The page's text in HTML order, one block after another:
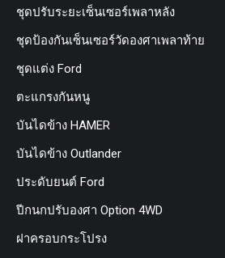
ชุดปรับระยะเซ็นเซอร์เพลาหลัง
ชุดป้องกันเซ็นเซอร์วัดองศาเพลาท้าย
ชุดแต่ง Ford
ตะแกรงกันหนู
บันไดข้าง HAMER
บันไดข้าง Outlander
ประดับยนต์ Ford
ปีกนกปรับองศา Option 4WD
ฝาครอบกระโปรง